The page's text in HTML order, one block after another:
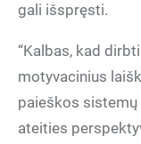
gali išspręsti.
“Kalbas, kad
motyvacinius
paieškos sistemų
ateities